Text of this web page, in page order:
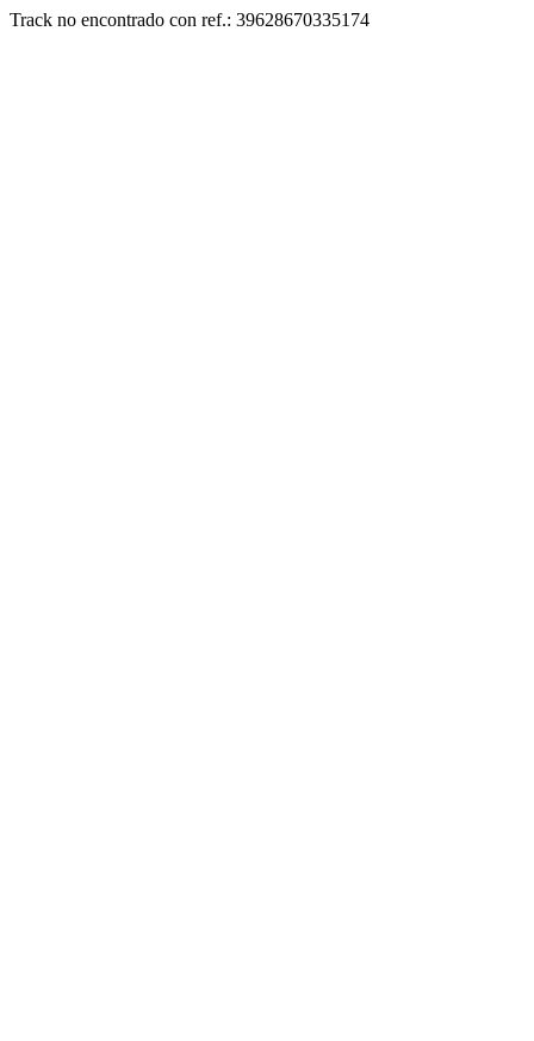
Track no encontrado con ref.: 39628670335174